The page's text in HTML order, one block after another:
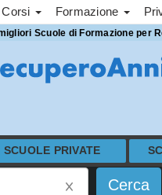
Corsi Formazione
Scuole di Formazione per
SCUOLE PRIVATE